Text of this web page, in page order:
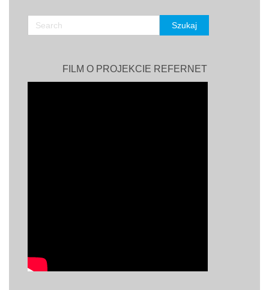
FILM O PROJEKCIE REFERNET